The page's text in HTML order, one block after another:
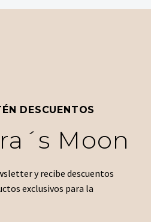
DESCUENTOS
Moon
y recibe descuentos
exclusivos para la